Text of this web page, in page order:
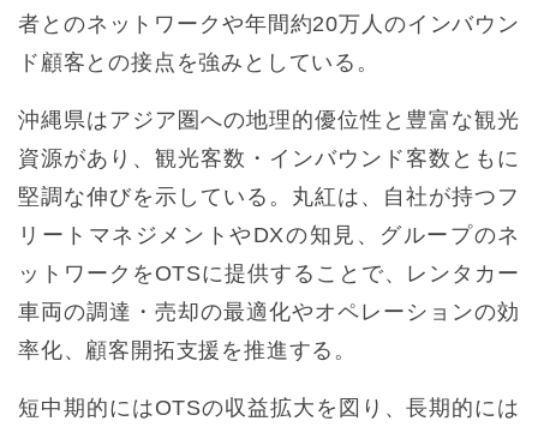
者とのネットワークや年間約20万人のインバウン
ド顧客との接点を強みとしている。
沖縄県はアジア圏への地理的優位性と豊富な観光
資源があり、観光客数・インバウンド客数ともに
堅調な伸びを示している。丸紅は、自社が持つフ
リートマネジメントやDXの知見、グループのネ
ットワークをOTSに提供することで、レンタカー
車両の調達・売却の最適化やオペレーションの効
率化、顧客開拓支援を推進する。
短中期的にはOTSの収益拡大を図り、長期的には